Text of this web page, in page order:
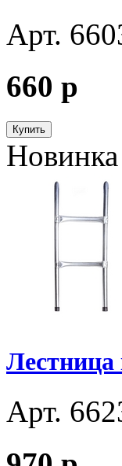
Арт.
660 p
Купить
Новинка
Лестница
Арт.